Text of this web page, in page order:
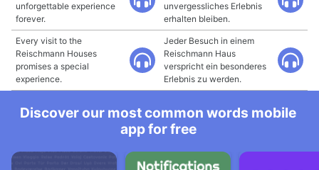
unforgettable experience
forever.
unvergessliches Erlebnis
erhalten bleiben.
Every visit to the
Reischmann Houses
promises a special
experience.
Jeder Besuch in einem
Reischmann Haus
verspricht ein besonderes
Erlebnis zu werden.
Discover our most common words mobile
app for free